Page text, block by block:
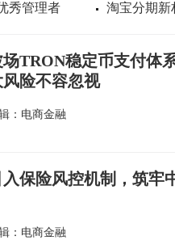
秀管理者 淘宝分期新
场TRON稳定币支付体
风险不容忽视
：电商金融
入保险风控机制，筑牢
：电商金融